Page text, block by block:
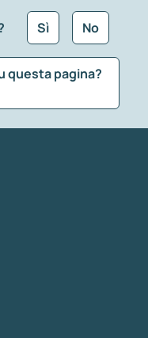
Sì No
questa pagina?